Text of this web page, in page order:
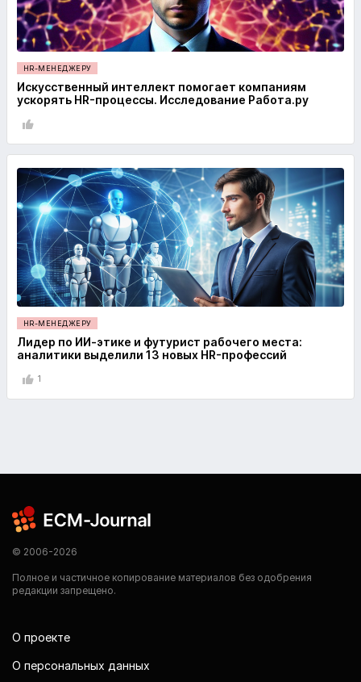
HR-МЕНЕДЖЕРУ
Искусственный интеллект помогает компаниям
ускорять HR-процессы. Исследование Работа.ру
HR-МЕНЕДЖЕРУ
Лидер по ИИ-этике и футурист рабочего места:
аналитики выделили 13 новых HR-профессий
1
© 2006-2026
Полное и частичное копирование материалов без одобрения
редакции запрещено.
О проекте
О персональных данных